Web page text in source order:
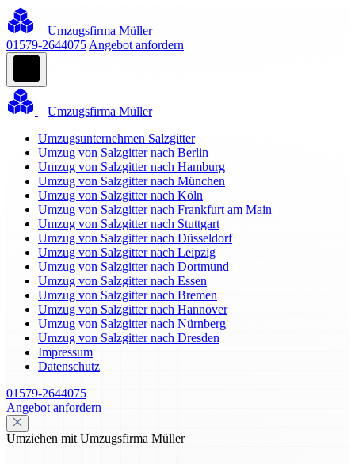
Umzugsfirma Müller
01579-2644075 Angebot anfordern
Umzugsfirma Müller
Umzugsunternehmen Salzgitter
Umzug von Salzgitter nach Berlin
Umzug von Salzgitter nach Hamburg
Umzug von Salzgitter nach München
Umzug von Salzgitter nach Köln
Umzug von Salzgitter nach Frankfurt am Main
Umzug von Salzgitter nach Stuttgart
Umzug von Salzgitter nach Düsseldorf
Umzug von Salzgitter nach Leipzig
Umzug von Salzgitter nach Dortmund
Umzug von Salzgitter nach Essen
Umzug von Salzgitter nach Bremen
Umzug von Salzgitter nach Hannover
Umzug von Salzgitter nach Nürnberg
Umzug von Salzgitter nach Dresden
Impressum
Datenschutz
01579-2644075
Angebot anfordern
Umziehen mit Umzugsfirma Müller